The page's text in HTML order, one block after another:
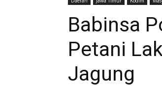
Babinsa
Petani
Jagung